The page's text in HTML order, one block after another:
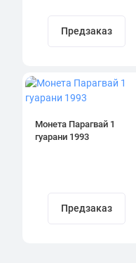
Предзаказ
Монета Парагвай 1
гуарани 1993
Предзаказ